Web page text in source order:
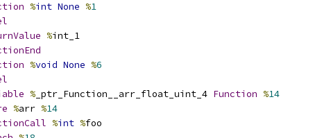
%int None %1
%int_1
%void None %6
% _ptr_Function__arr_float_uint_4 Function %14
%arr %14
%int %foo